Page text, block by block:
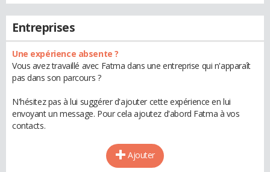
Entreprises
Une expérience absente ?
Vous avez travaillé avec Fatma dans une entreprise qui n'apparaît
pas dans son parcours ?
N'hésitez pas à lui suggérer d'ajouter cette expérience en lui
envoyant un message. Pour cela ajoutez d'abord Fatma à vos
contacts.
Ajouter